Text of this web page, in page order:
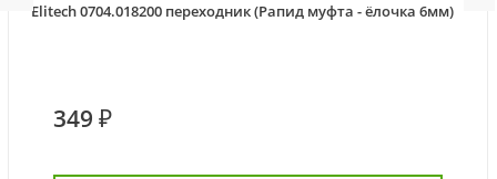
Elitech 0704.018200 переходник (Рапид муфта - ёлочка 6мм)
349 ₽